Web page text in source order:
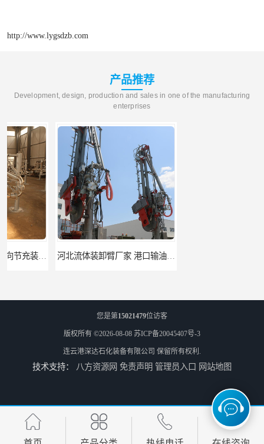
http://www.lygsdzb.com
产品推荐
Development, design, production and sales in one of the manufacturing
enterprises
河北流体装卸臂厂家 港口输油臂 节能环保
江苏底部鹤管厂商 深达石化装备有限公司 合肥鹤管价格 火车液动潜油泵装卸鹤管 深达装备
您是第15021479位访客
版权所有 ©2026-08-08 苏ICP备20045407号-3
连云港深达石化装备有限公司 保留所有权利.
技术支持： 八方资源网 免责声明 管理员入口 网站地图